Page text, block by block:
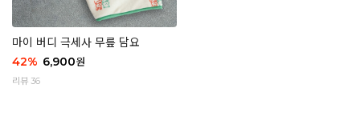
마이 버디 극세사 무릎 담요
42% 6,900원
리뷰 36